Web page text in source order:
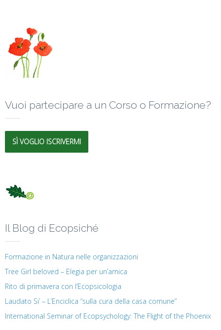
Vuoi partecipare a un Corso o Formazione?
SÌ VOGLIO ISCRIVERMI
Il Blog di Ecopsiché
Formazione in Natura nelle organizzazioni
Tree Girl beloved – Elegia per un’amica
Rito di primavera con l’Ecopsicologia
Laudato Si’ – L’Enciclica “sulla cura della casa comune”
International Seminar of Ecopsychology: The Flight of the Phoenix